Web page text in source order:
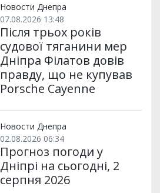
Новости Днепра
07.08.2026 13:48
Після трьох років
судової тяганини мер
Дніпра Філатов довів
правду, що не купував
Porsche Cayenne
Новости Днепра
02.08.2026 06:34
Прогноз погоди у
Дніпрі на сьогодні, 2
серпня 2026